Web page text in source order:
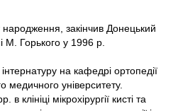
закінчив Донецький
М. Горького у 1996 р.
на кафедрі ортопедії
медичного університету.
мікрохірургії кисті та